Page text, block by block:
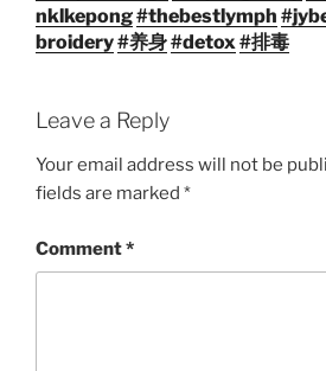
nklkepong#thebestlymph #
broidery#养身#detox #排毒
Leave a Reply
Your email address will not be
fields are marked *
Comment*